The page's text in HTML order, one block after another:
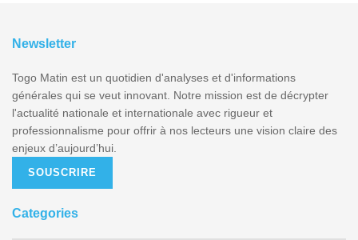
Newsletter
Togo Matin est un quotidien d'analyses et d'informations
générales qui se veut innovant. Notre mission est de décrypter
l'actualité nationale et internationale avec rigueur et
professionnalisme pour offrir à nos lecteurs une vision claire des
enjeux d’aujourd’hui.
SOUSCRIRE
Categories